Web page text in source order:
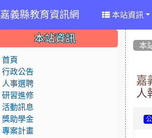
嘉義縣教育資訊網 本站資訊
本
嘉
人
本站資訊
首頁
行政公告
人事選聘
研習進修
活動訊息
獎助學金
專案計畫